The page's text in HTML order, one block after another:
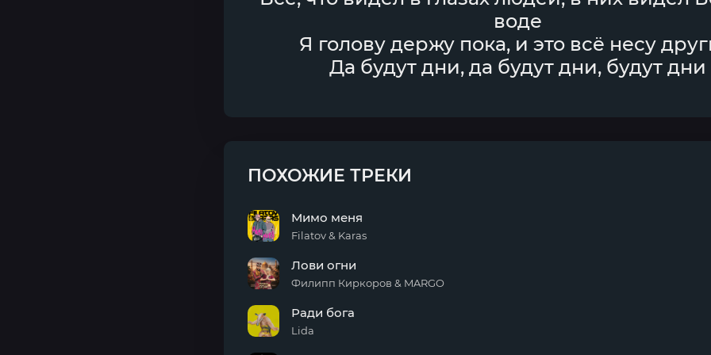
воде
Я голову держу пока, и это всё несу
Да будут дни, да будут дни, будут дни
ПОХОЖИЕ ТРЕКИ
меня
Мимо меня
Filatov & Karas
огни
Лови огни
Филипп Киркоров & MARGO
Ради бога
Lida